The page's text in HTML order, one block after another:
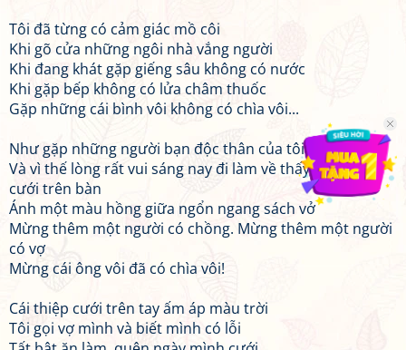
Tôi đã từng có cảm giác mồ côi
Khi gõ cửa những ngôi nhà vắng người
Khi đang khát gặp giếng sâu không có nước
Khi gặp bếp không có lửa châm thuốc
Gặp những cái bình vôi không có chìa vôi...
Như gặp những người bạn độc thân của tôi!
Và vì thế lòng rất vui sáng nay đi làm về thấy cái thiệp
cưới trên bàn
Ánh một màu hồng giữa ngổn ngang sách vở
Mừng thêm một người có chồng. Mừng thêm một người
có vợ
Mừng cái ông vôi đã có chìa vôi!
Cái thiệp cưới trên tay ấm áp màu trời
Tôi gọi vợ mình và biết mình có lỗi